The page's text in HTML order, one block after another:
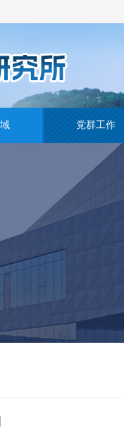
党群工作